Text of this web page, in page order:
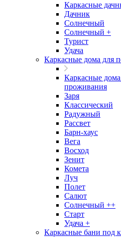
Каркасные
Дачник
Солнечный
Солнечный +
Турист
Удача
Каркасные дома для
Каркасные
проживания
Заря
Классический
Радужный
Рассвет
Барн-хаус
Вега
Восход
Зенит
Комета
Луч
Полет
Салют
Солнечный ++
Старт
Удача +
Каркасные бани под